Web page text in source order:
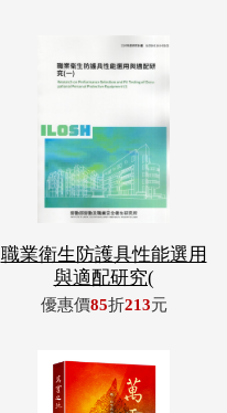
職業衛生防護具性能選用
與適配研究(
優惠價85折213元